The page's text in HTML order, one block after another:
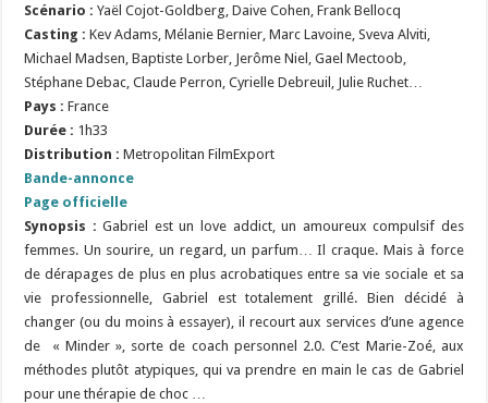
Scénario : Yaël Cojot-Goldberg, Daive Cohen, Frank Bellocq
Casting :Kev Adams, Mélanie Bernier, Marc Lavoine, Sveva Alviti,
Michael Madsen, Baptiste Lorber, Jerôme Niel, Gael Mectoob,
Stéphane Debac, Claude Perron, Cyrielle Debreuil, Julie Ruchet…
Pays : France
Durée : 1h33
Distribution : Metropolitan FilmExport
Bande-annonce
Page officielle
Synopsis :Gabriel est un love addict, un amoureux compulsif des
femmes. Un sourire, un regard, un parfum… Il craque. Mais à force
de dérapages de plus en plus acrobatiques entre sa vie sociale et sa
vie professionnelle, Gabriel est totalement grillé. Bien décidé à
changer (ou du moins à essayer), il recourt aux services d’une agence
de « Minder », sorte de coach personnel 2.0. C’est Marie-Zoé, aux
méthodes plutôt atypiques, qui va prendre en main le cas de Gabriel
pour une thérapie de choc …